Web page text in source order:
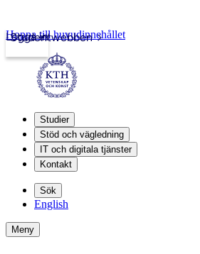
Studentwebben
Logga in
Hoppa till huvudinnehållet
Studier
Stöd och vägledning
IT och digitala tjänster
Kontakt
Sök
English
Meny